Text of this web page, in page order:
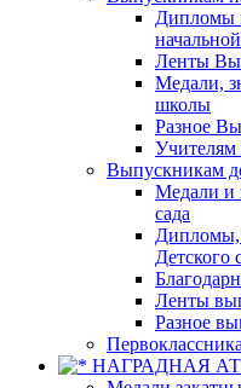
Дипломы
Ленты
Медали,
школы
Разное
Учителям
Выпускникам
Медали и
сада
Дипломы,
Детского
Ленты
Разное
НАГРАДНАЯ